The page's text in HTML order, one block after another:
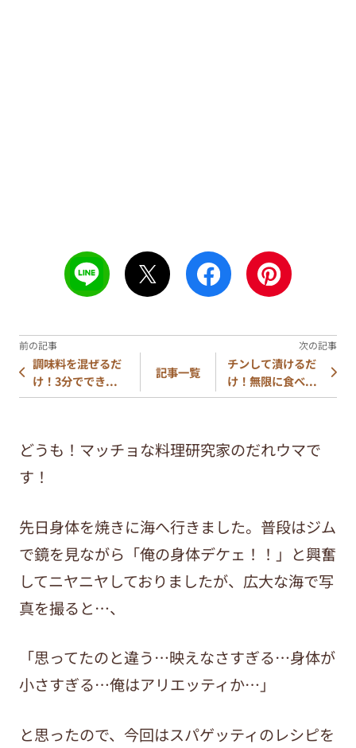
調味料を混ぜるだ
け！3分ででき...
記事一覧
チンして漬けるだ
け！無限に食べ...
どうも！マッチョな料理研究家のだれウマで
す！
先日身体を焼きに海へ行きました。普段はジム
で鏡を見ながら「俺の身体デケェ！！」と興奮
してニヤニヤしておりましたが、広大な海で写
真を撮ると…、
「思ってたのと違う…映えなさすぎる…身体が
小さすぎる…俺はアリエッティか…」
と思ったので、今回はスパゲッティのレシピを